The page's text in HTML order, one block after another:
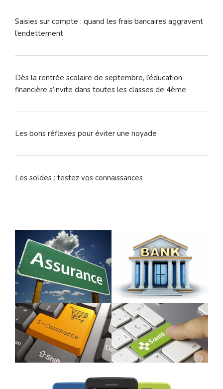
Saisies sur compte : quand les frais bancaires aggravent
l’endettement
Dès la rentrée scolaire de septembre, l’éducation
financière s’invite dans toutes les classes de 4ème
Les bons réflexes pour éviter une noyade
Les soldes : testez vos connaissances